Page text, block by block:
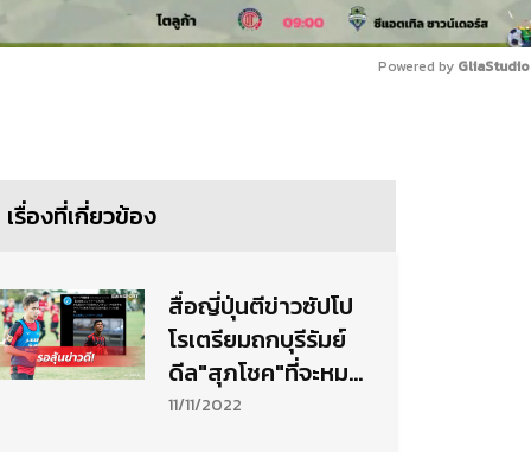
Powered by
เรื่องที่เกี่ยวข้อง
สื่อญี่ปุ่นตีข่าวซัปโป
โรเตรียมถกบุรีรัมย์
ดีล"สุภโชค"ที่จะหมด
สัญญายืมตัว
11/11/2022